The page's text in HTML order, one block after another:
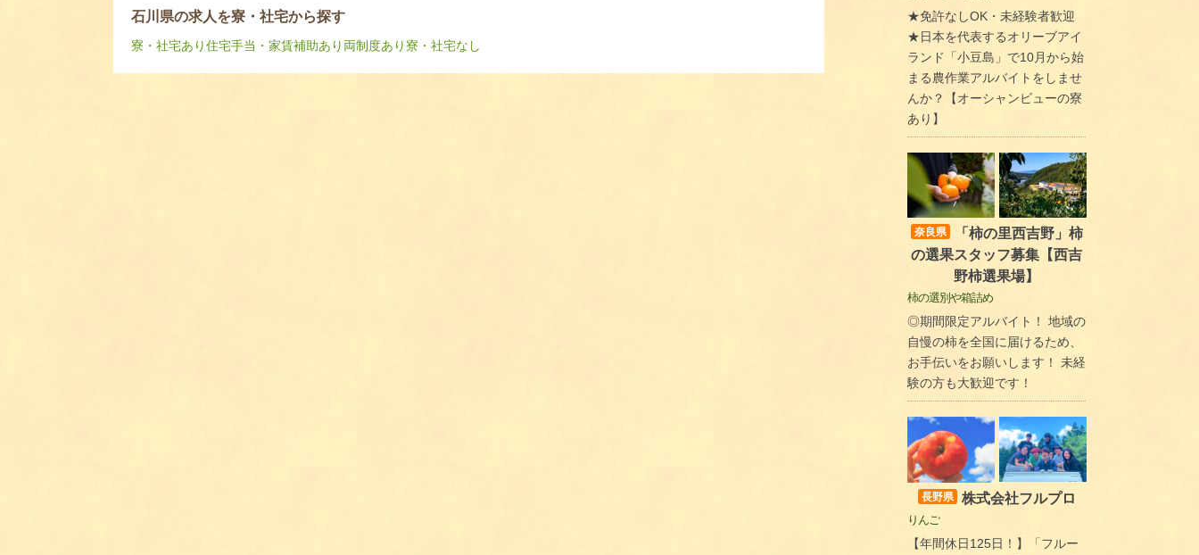
石川県の求人を寮・社宅から探す
寮・社宅あり住宅手当・家賃補助あり 両制度あり寮・社宅なし
★免許なしOK・未経験者歓迎
★日本を代表するオリーブアイ
ランド「小豆島」で10月から始
まる農作業アルバイトをしませ
んか？【オーシャンビューの寮
あり】
奈良県
「柿の里西吉野」柿
の選果スタッフ募集【西吉
野柿選果場】
柿の選別や箱詰め
◎期間限定アルバイト！ 地域の
自慢の柿を全国に届けるため、
お手伝いをお願いします！ 未経
験の方も大歓迎です！
長野県 株式会社フルプロ
りんご
【年間休日125日！】「フルー